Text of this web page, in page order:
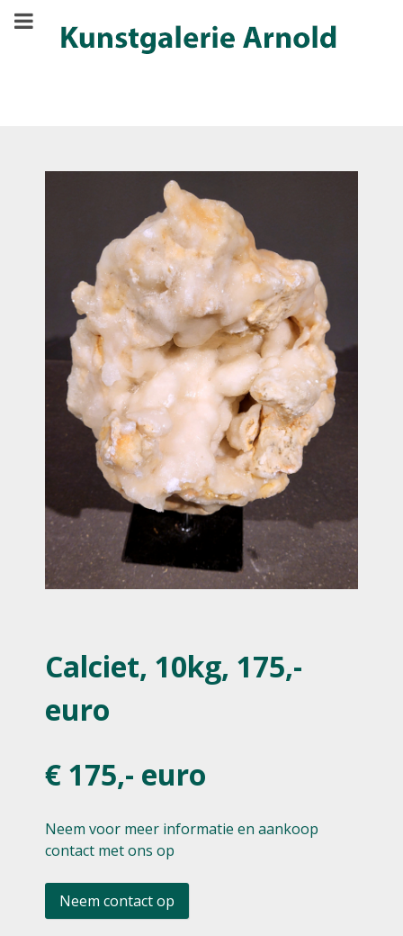
Calciet, 10kg, 175,-
euro
€ 175,- euro
Neem voor meer informatie en aankoop
contact met ons op
Neem contact op